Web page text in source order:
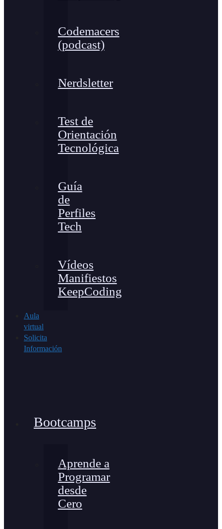
Codemacers
(podcast)
Nerdsletter
Test de
Orientación
Tecnológica
Guía
de
Perfiles
Tech
Vídeos
Manifiestos
KeepCoding
Aula
virtual
Solicita
Información
Bootcamps
Aprende a
Programar
desde
Cero